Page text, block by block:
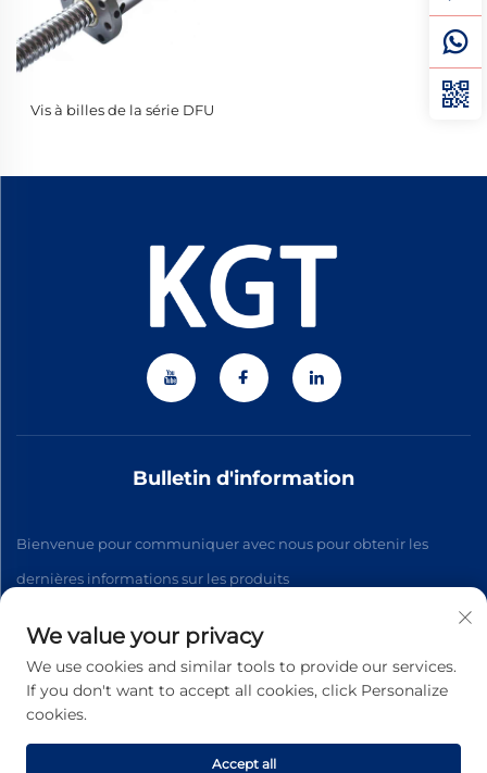
Vis à billes de la série DFU
Bulletin d'information
Bienvenue pour communiquer avec nous pour obtenir les
dernières informations sur les produits
We value your privacy
We use cookies and similar tools to provide our services.
If you don't want to accept all cookies, click Personalize
cookies.
Accept all